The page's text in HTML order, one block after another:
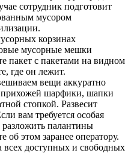
сотрудник подготовит
мусором
корзинах
мусорные мешки
пакет с пакетами на видном
где он лежит.
вещи аккуратно
прихожей шарфики, шапки
стопкой. Развесит
вам требуется особая
палантины
об этом заранее оператору.
доступных и свободных